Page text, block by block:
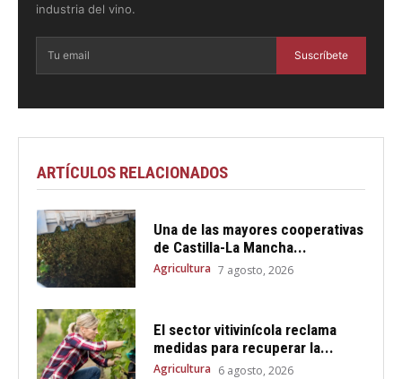
industria del vino.
Suscríbete
ARTÍCULOS RELACIONADOS
Una de las mayores cooperativas
de Castilla-La Mancha...
Agricultura 7 agosto, 2026
El sector vitivinícola reclama
medidas para recuperar la...
Agricultura 6 agosto, 2026